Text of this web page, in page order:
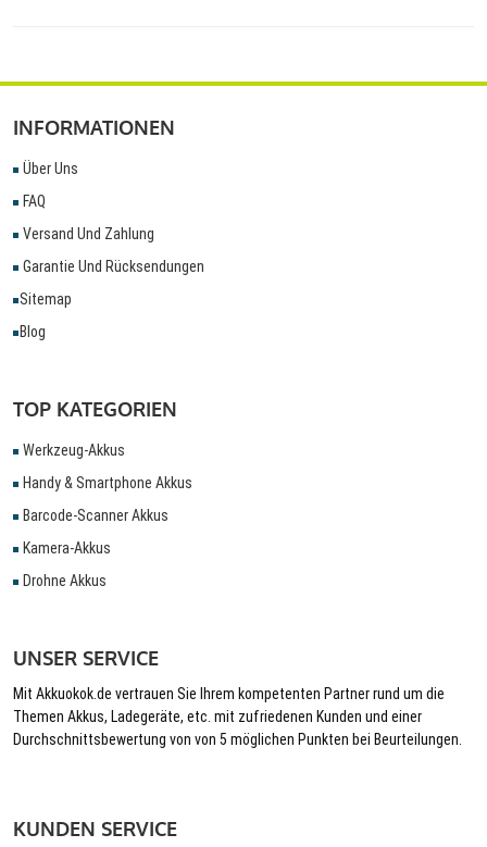
INFORMATIONEN
Über Uns
FAQ
Versand Und Zahlung
Garantie Und Rücksendungen
Sitemap
Blog
TOP KATEGORIEN
Werkzeug-Akkus
Handy & Smartphone Akkus
Barcode-Scanner Akkus
Kamera-Akkus
Drohne Akkus
UNSER SERVICE
Mit Akkuokok.de vertrauen Sie Ihrem kompetenten Partner rund um die
Themen Akkus, Ladegeräte, etc. mit zufriedenen Kunden und einer
Durchschnittsbewertung von von 5 möglichen Punkten bei Beurteilungen.
KUNDEN SERVICE